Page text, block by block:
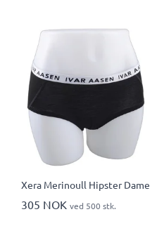
Xera Merinoull Hipster Dame
305 NOK ved 500 stk.